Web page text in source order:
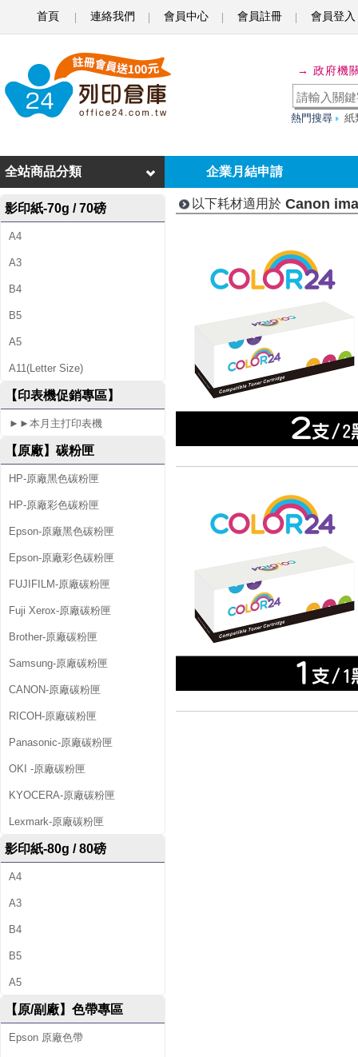
首頁 連絡我們 會員中心 會員註冊 會員登入
n
n
i
m
a
g
S
S
D
3
5
0
→ 政府機
熱門搜尋 紙
企業月結申請
全站商品分類
影印紙-70g / 70磅
A4
A3
B4
B5
A5
A11(Letter Size)
【印表機促銷專區】
►►本月主打印表機
【原廠】碳粉匣
HP-原廠黑色碳粉匣
HP-原廠彩色碳粉匣
Epson-原廠黑色碳粉匣
Epson-原廠彩色碳粉匣
FUJIFILM-原廠碳粉匣
Fuji Xerox-原廠碳粉匣
Brother-原廠碳粉匣
Samsung-原廠碳粉匣
CANON-原廠碳粉匣
RICOH-原廠碳粉匣
Panasonic-原廠碳粉匣
OKI -原廠碳粉匣
KYOCERA-原廠碳粉匣
Lexmark-原廠碳粉匣
影印紙-80g / 80磅
A4
A3
B4
B5
A5
【原/副廠】色帶專區
Epson 原廠色帶
以下耗材適用於 Canon